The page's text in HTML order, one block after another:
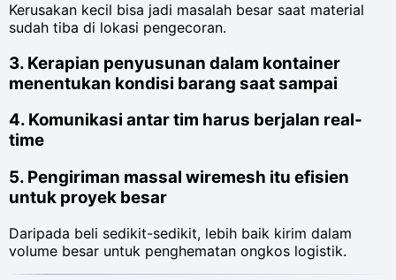
Kerusakan kecil bisa jadi masalah besar saat material
sudah tiba di lokasi pengecoran.
3. Kerapian penyusunan dalam kontainer
menentukan kondisi barang saat sampai
4. Komunikasi antar tim harus berjalan real-
time
5. Pengiriman massal wiremesh itu efisien
untuk proyek besar
Daripada beli sedikit-sedikit, lebih baik kirim dalam
volume besar untuk penghematan ongkos logistik.